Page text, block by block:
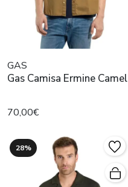
GAS
Gas Camisa Ermine Camel
70,00€
28%